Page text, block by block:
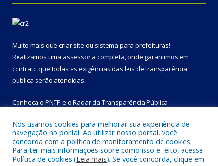
Muito mais que criar site ou sistema para prefeituras!
Realizamos uma assessoria completa, onde garantimos em
contrato que todas as exigências das leis de transparência
pública serão atendidas.
Conheça o PNTP e o Radar da Transparência Pública
Todos os direitos reservados a Prefeitura Municipal de Bom
Jesus do Tocantins.
Nós usamos cookies para melhorar sua experiência de
navegação no portal. Ao utilizar nosso portal, você
concorda com a política de monitoramento de cookies.
Para ter mais informações sobre como isso é feito, acesse
Política de cookies (Leia mais). Se você concorda, clique em